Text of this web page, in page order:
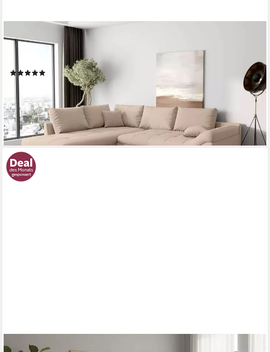
Ecksofa Terra, Sofa, L-Form, Inkl. 5 Rückenkissen, mit
Rundumbezug, Wellenfederung
(29)
ab 799,00 € UVP1.599,00 €
-50%
lieferbar in 5 Wochen
+12
HOME AFFAIRE